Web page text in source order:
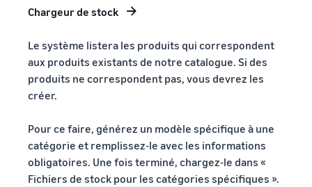
Chargeur de stock
Le système listera les produits qui correspondent
aux produits existants de notre catalogue. Si des
produits ne correspondent pas, vous devrez les
créer.
Pour ce faire, générez un modèle spécifique à une
catégorie et remplissez-le avec les informations
obligatoires. Une fois terminé, chargez-le dans «
Fichiers de stock pour les catégories spécifiques ».